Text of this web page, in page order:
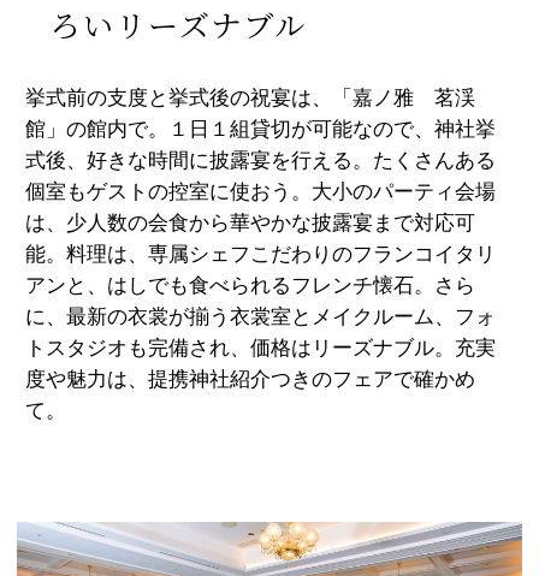
ろいリーズナブル
挙式前の支度と挙式後の祝宴は、「嘉ノ雅 茗渓
館」の館内で。１日１組貸切が可能なので、神社挙
式後、好きな時間に披露宴を行える。たくさんある
個室もゲストの控室に使おう。大小のパーティ会場
は、少人数の会食から華やかな披露宴まで対応可
能。料理は、専属シェフこだわりのフランコイタリ
アンと、はしでも食べられるフレンチ懐石。さら
に、最新の衣裳が揃う衣裳室とメイクルーム、フォ
トスタジオも完備され、価格はリーズナブル。充実
度や魅力は、提携神社紹介つきのフェアで確かめ
て。